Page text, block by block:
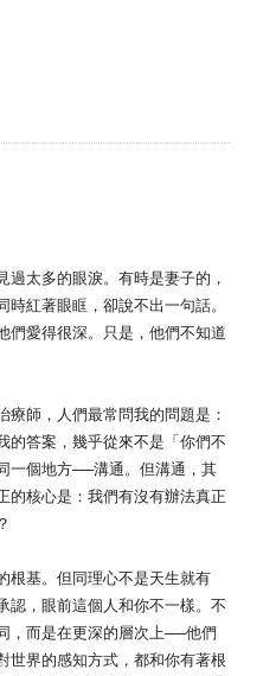
太多的眼淚。有時是妻子的，
紅著眼眶，卻說不出一句話。
們愛得很深。只是，他們不知道
師，人們最常問我的問題是：
的答案，幾乎從來不是「你們不
一個地方──溝通。但溝通，其
的核心是：我們有沒有辦法真正
基。但同理心不是天生就有
認，眼前這個人和你不一樣。不
，而是在更深的層次上──他們
世界的感知方式，都和你有著根